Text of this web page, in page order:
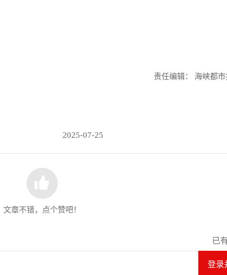
责任编辑： 海峡都市
2025-07-25
文章不错，点个赞吧！
已
登录